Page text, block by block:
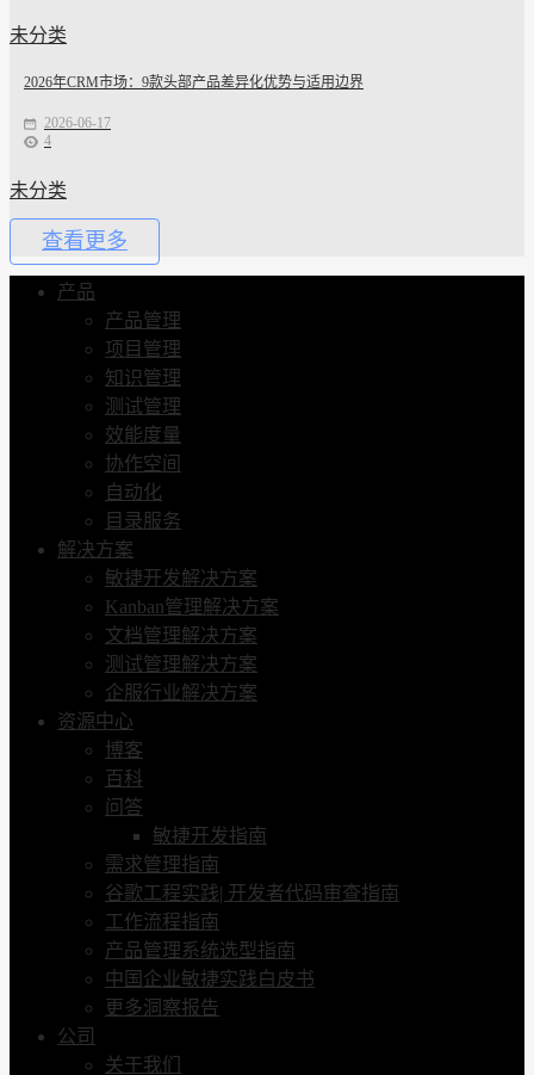
未分类
2026年CRM市场：9款头部产品差异化优势与适用边界
2026-06-17
4
未分类
查看更多
产品
产品管理
项目管理
知识管理
测试管理
效能度量
协作空间
自动化
目录服务
解决方案
敏捷开发解决方案
Kanban管理解决方案
文档管理解决方案
测试管理解决方案
企服行业解决方案
资源中心
博客
百科
问答
敏捷开发指南
需求管理指南
谷歌工程实践| 开发者代码审查指南
工作流程指南
产品管理系统选型指南
中国企业敏捷实践白皮书
更多洞察报告
公司
关于我们